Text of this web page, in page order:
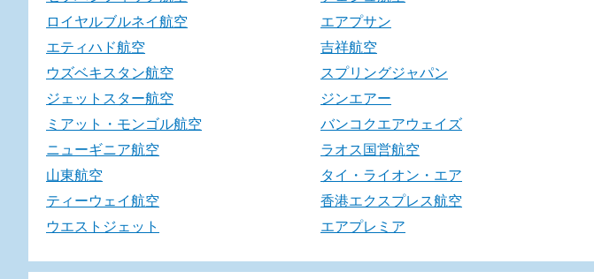
ロイヤルブルネイ航空
エアプサン
エティハド航空
吉祥航空
ウズベキスタン航空
スプリングジャパン
ジェットスター航空
ジンエアー
ミアット・モンゴル航空
バンコクエアウェイズ
ニューギニア航空
ラオス国営航空
山東航空
タイ・ライオン・エア
ティーウェイ航空
香港エクスプレス航空
ウエストジェット
エアプレミア